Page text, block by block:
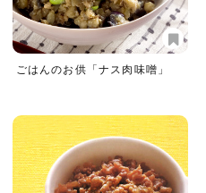
ごはんのお供「ナス肉味噌」